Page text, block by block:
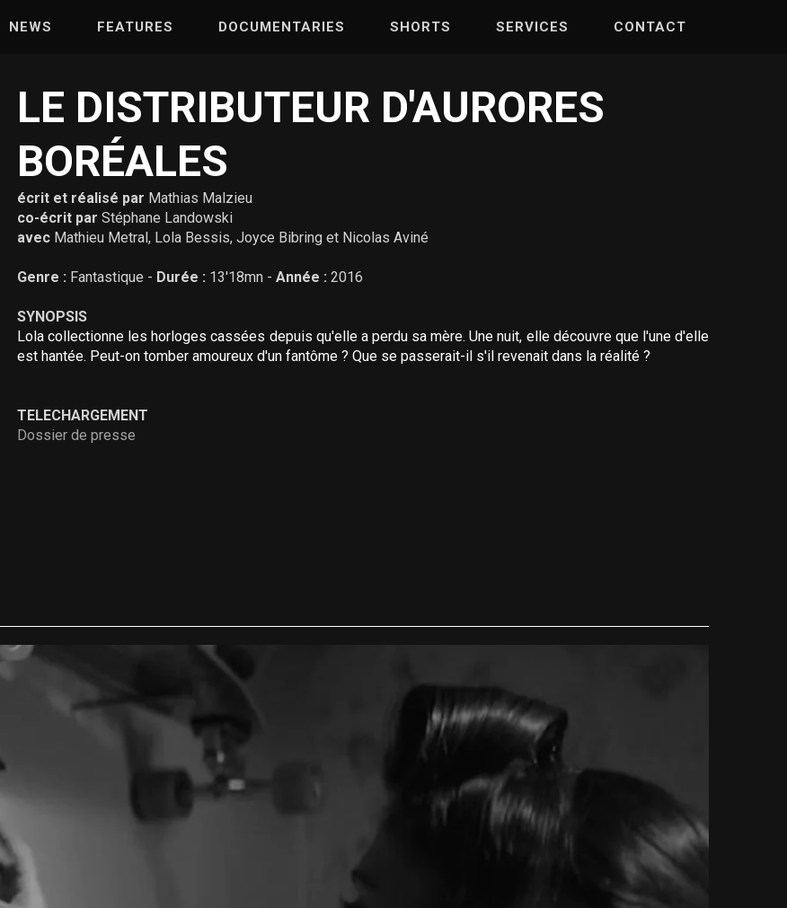
NEWS FEATURES DOCUMENTARIES SHORTS SERVICES CONTACT
LE DISTRIBUTEUR D'AURORES
BORÉALES
écrit et réalisé par Mathias Malzieu
co-écrit par Stéphane Landowski
avec Mathieu Metral, Lola Bessis, Joyce Bibring et Nicolas Aviné
Genre : Fantastique - Durée : 13'18mn - Année : 2016
SYNOPSIS
Lola collectionne les horloges cassées depuis qu'elle a perdu sa mère. Une nuit, elle découvre que l'une d'elle
est hantée. Peut-on tomber amoureux d'un fantôme ? Que se passerait-il s'il revenait dans la réalité ?
TELECHARGEMENT
Dossier de presse